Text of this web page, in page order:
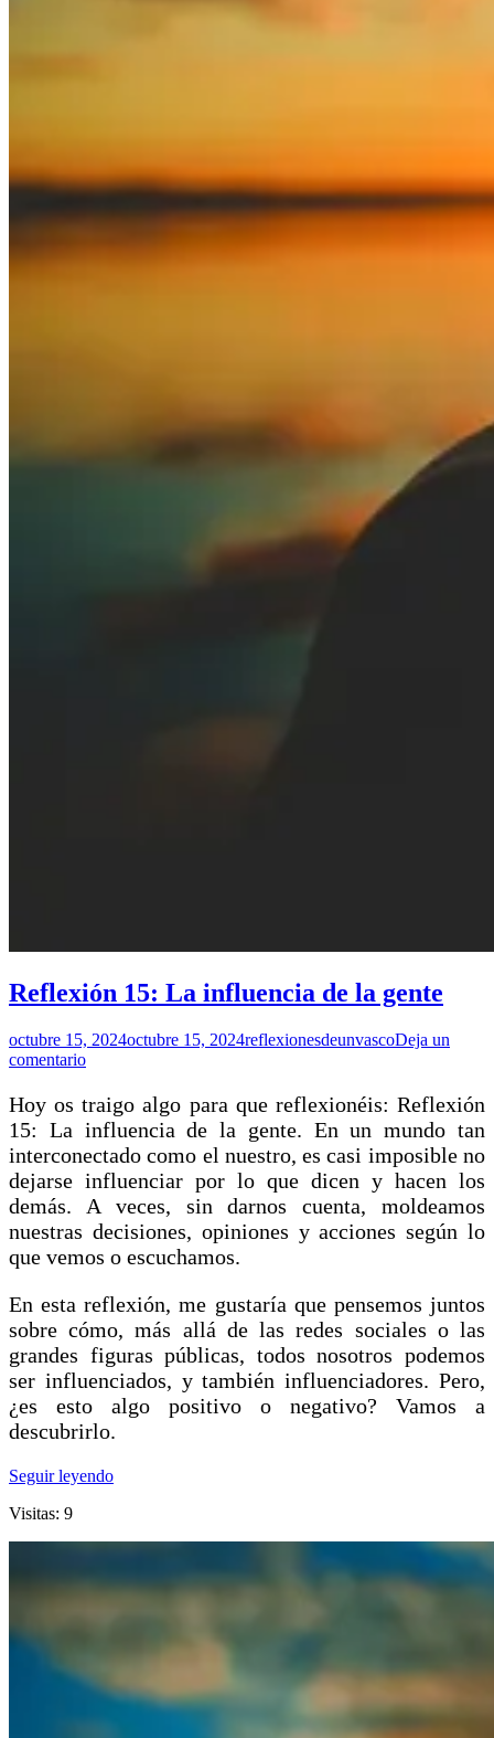
Reflexión 15: La influencia de la gente
octubre 15, 2024octubre 15, 2024reflexionesdeunvascoDeja un
comentario
Hoy os traigo algo para que reflexionéis: Reflexión
15: La influencia de la gente. En un mundo tan
interconectado como el nuestro, es casi imposible no
dejarse influenciar por lo que dicen y hacen los
demás. A veces, sin darnos cuenta, moldeamos
nuestras decisiones, opiniones y acciones según lo
que vemos o escuchamos.
En esta reflexión, me gustaría que pensemos juntos
sobre cómo, más allá de las redes sociales o las
grandes figuras públicas, todos nosotros podemos
ser influenciados, y también influenciadores. Pero,
¿es esto algo positivo o negativo? Vamos a
descubrirlo.
Seguir leyendo
Visitas: 9